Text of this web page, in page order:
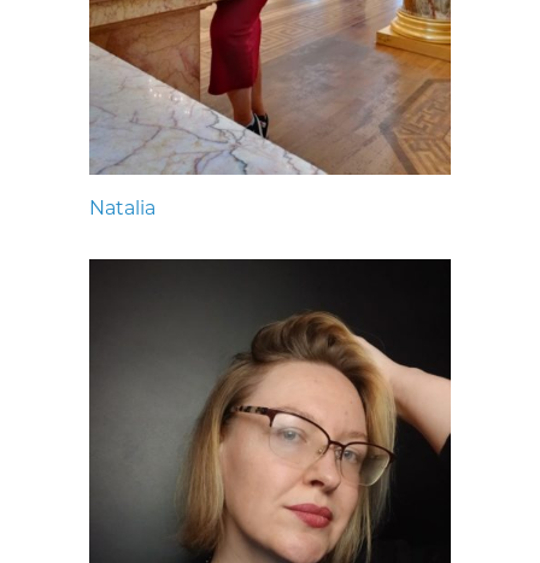
Natalia